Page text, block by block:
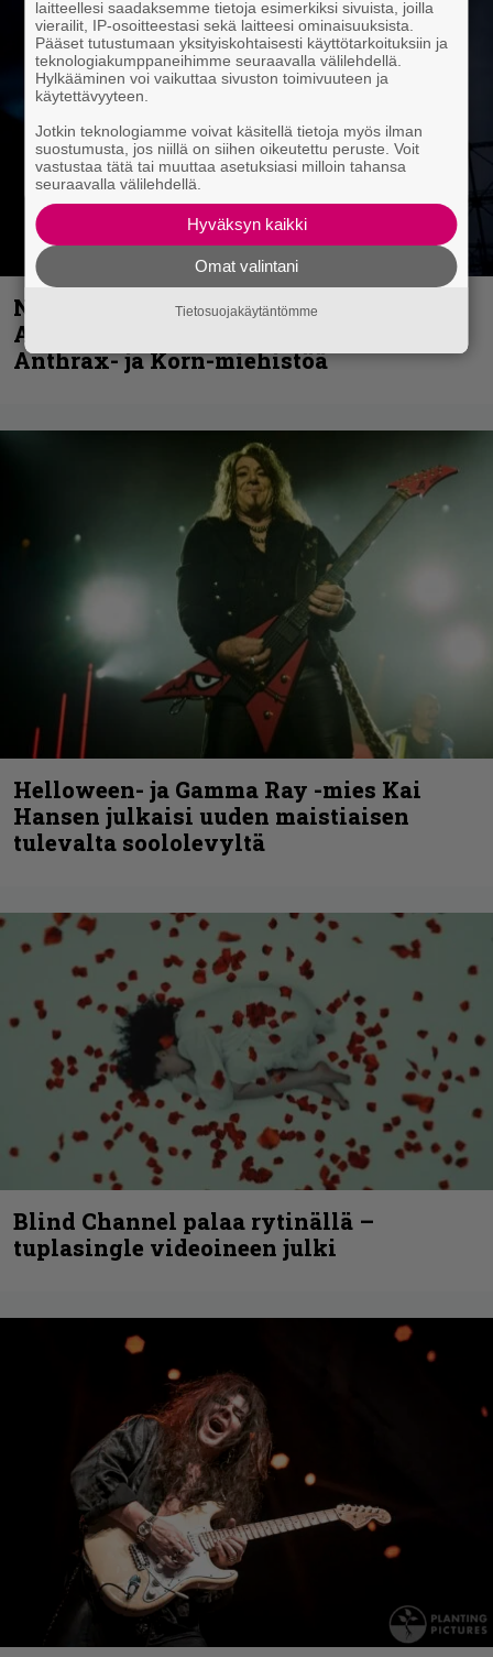
Näin lähtee Ghostin Tobias Forgelta
Accept – menossa mukana myös
Anthrax- ja Korn-miehistöä
Helloween- ja Gamma Ray -mies Kai
Hansen julkaisi uuden maistiaisen
tulevalta soololevyltä
Blind Channel palaa rytinällä –
tuplasingle videoineen julki
laitteellesi saadaksemme tietoja esimerkiksi sivuista, joilla
vierailit, IP-osoitteestasi sekä laitteesi ominaisuuksista.
Pääset tutustumaan yksityiskohtaisesti käyttötarkoituksiin ja
teknologiakumppaneihimme seuraavalla välilehdellä.
Hylkääminen voi vaikuttaa sivuston toimivuuteen ja
käytettävyyteen.
Jotkin teknologiamme voivat käsitellä tietoja myös ilman
suostumusta, jos niillä on siihen oikeutettu peruste. Voit
vastustaa tätä tai muuttaa asetuksiasi milloin tahansa
seuraavalla välilehdellä.
Hyväksyn kaikki
Omat valintani
Tietosuojakäytäntömme